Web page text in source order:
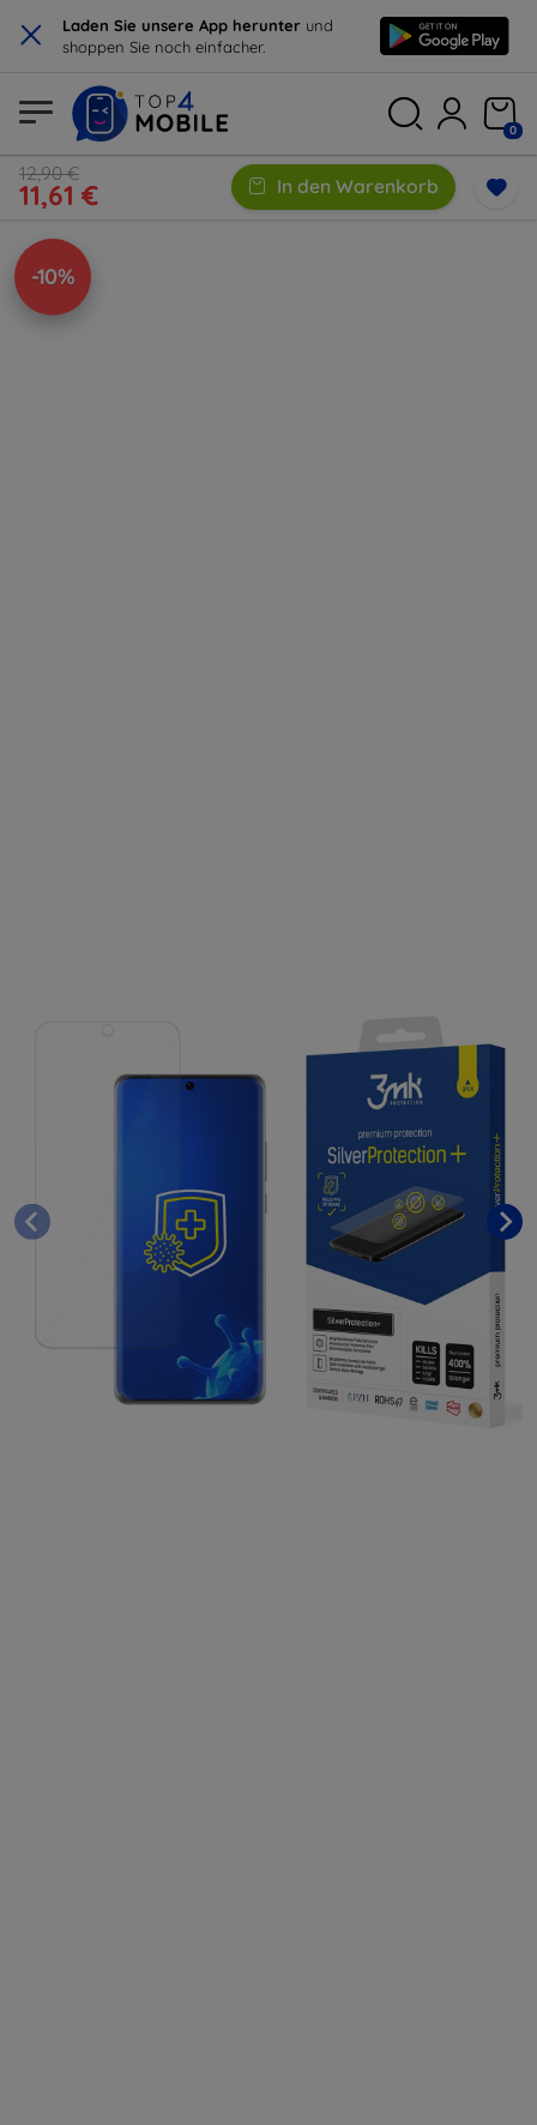
× Laden Sie unsere App herunter und
shoppen Sie noch einfacher.
0
12,90 €
11,61 € In den Warenkorb
-10%